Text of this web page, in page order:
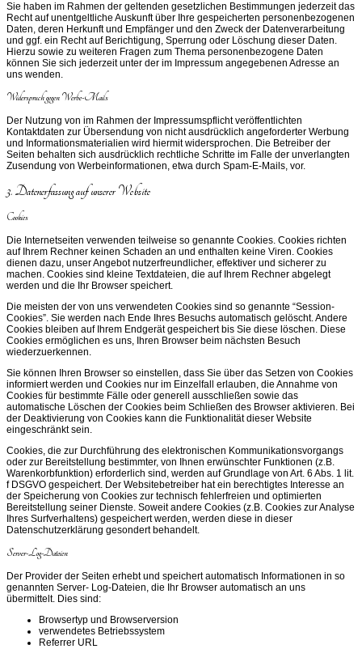
Sie haben im Rahmen der geltenden gesetzlichen Bestimmungen jederzeit das
Recht auf unentgeltliche Auskunft über Ihre gespeicherten personenbezogenen
Daten, deren Herkunft und Empfänger und den Zweck der Datenverarbeitung
und ggf. ein Recht auf Berichtigung, Sperrung oder Löschung dieser Daten.
Hierzu sowie zu weiteren Fragen zum Thema personenbezogene Daten
können Sie sich jederzeit unter der im Impressum angegebenen Adresse an
uns wenden.
Widerspruch gegen Werbe-Mails
Der Nutzung von im Rahmen der Impressumspflicht veröffentlichten
Kontaktdaten zur Übersendung von nicht ausdrücklich angeforderter Werbung
und Informationsmaterialien wird hiermit widersprochen. Die Betreiber der
Seiten behalten sich ausdrücklich rechtliche Schritte im Falle der unverlangten
Zusendung von Werbeinformationen, etwa durch Spam-E-Mails, vor.
3. Datenerfassung auf unserer Website
Cookies
Die Internetseiten verwenden teilweise so genannte Cookies. Cookies richten
auf Ihrem Rechner keinen Schaden an und enthalten keine Viren. Cookies
dienen dazu, unser Angebot nutzerfreundlicher, effektiver und sicherer zu
machen. Cookies sind kleine Textdateien, die auf Ihrem Rechner abgelegt
werden und die Ihr Browser speichert.
Die meisten der von uns verwendeten Cookies sind so genannte “Session-
Cookies”. Sie werden nach Ende Ihres Besuchs automatisch gelöscht. Andere
Cookies bleiben auf Ihrem Endgerät gespeichert bis Sie diese löschen. Diese
Cookies ermöglichen es uns, Ihren Browser beim nächsten Besuch
wiederzuerkennen.
Sie können Ihren Browser so einstellen, dass Sie über das Setzen von Cookies
informiert werden und Cookies nur im Einzelfall erlauben, die Annahme von
Cookies für bestimmte Fälle oder generell ausschließen sowie das
automatische Löschen der Cookies beim Schließen des Browser aktivieren. Bei
der Deaktivierung von Cookies kann die Funktionalität dieser Website
eingeschränkt sein.
Cookies, die zur Durchführung des elektronischen Kommunikationsvorgangs
oder zur Bereitstellung bestimmter, von Ihnen erwünschter Funktionen (z.B.
Warenkorbfunktion) erforderlich sind, werden auf Grundlage von Art. 6 Abs. 1 lit.
f DSGVO gespeichert. Der Websitebetreiber hat ein berechtigtes Interesse an
der Speicherung von Cookies zur technisch fehlerfreien und optimierten
Bereitstellung seiner Dienste. Soweit andere Cookies (z.B. Cookies zur Analyse
Ihres Surfverhaltens) gespeichert werden, werden diese in dieser
Datenschutzerklärung gesondert behandelt.
Server-Log-Dateien
Der Provider der Seiten erhebt und speichert automatisch Informationen in so
genannten Server- Log-Dateien, die Ihr Browser automatisch an uns
übermittelt. Dies sind:
Browsertyp und Browserversion
verwendetes Betriebssystem
Referrer URL